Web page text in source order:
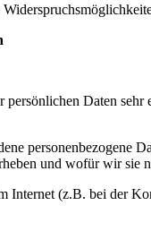
Daten
und wofür wir sie
Internet (z.B. bei der